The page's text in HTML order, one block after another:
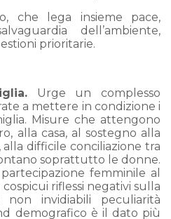
che lega insieme pace,
dell’ambiente,
prioritarie.
Urge un complesso
a mettere in condizione i
Misure che attengono
alla casa, al sostegno alla
alla difficile conciliazione tra
soprattutto le donne.
femminile al
riflessi negativi sulla
invidiabili peculiarità
demografico è il dato più